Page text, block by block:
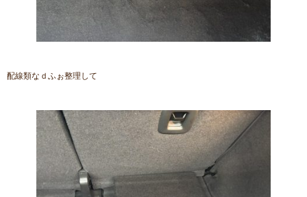
配線類なｄふぉ整理して